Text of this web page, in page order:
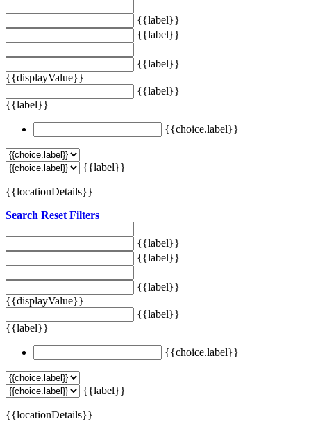
{{label}}
{{label}}
{{label}}
{{displayValue}}
{{label}}
{{label}}
{{choice.label}}
{{label}}
{{locationDetails}}
Search Reset Filters
{{label}}
{{label}}
{{label}}
{{displayValue}}
{{label}}
{{label}}
{{choice.label}}
{{label}}
{{locationDetails}}